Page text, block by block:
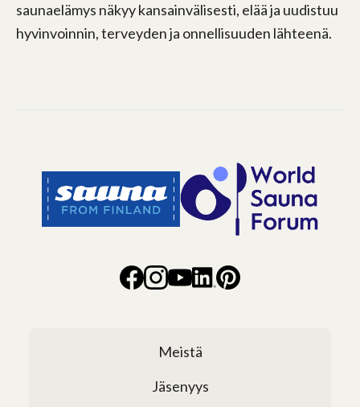
saunaelämys näkyy kansainvälisesti, elää ja uudistuu
hyvinvoinnin, terveyden ja onnellisuuden lähteenä.
Meistä
Jäsenyys